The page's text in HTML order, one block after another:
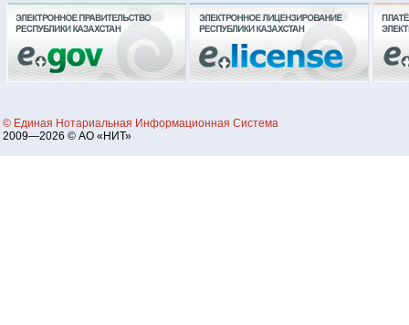
© Единая Нотариальная Информационная Система
2009—2026 © АО «НИТ»